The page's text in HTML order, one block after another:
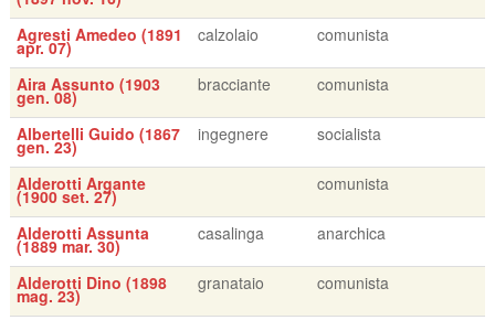
Agresti Amedeo (1891
apr. 07)
calzolaio comunista
Aira Assunto (1903
gen. 08)
bracciante comunista
Albertelli Guido (1867
gen. 23)
ingegnere socialista
Alderotti Argante
(1900 set. 27)
comunista
Alderotti Assunta
(1889 mar. 30)
casalinga anarchica
Alderotti Dino (1898
mag. 23)
granataio comunista